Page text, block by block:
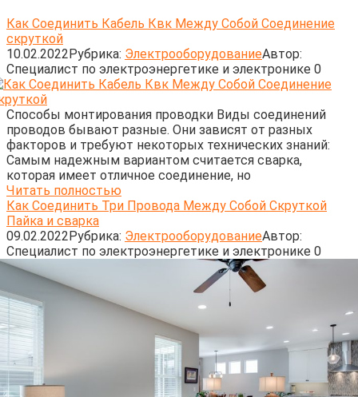
Как Соединить Кабель Квк Между Собой Соединение
скруткой
10.02.2022Рубрика: ЭлектрооборудованиеАвтор:
Cпециалист по электроэнергетике и электронике 0
Способы монтирования проводки Виды соединений
проводов бывают разные. Они зависят от разных
факторов и требуют некоторых технических знаний:
Самым надежным вариантом считается сварка,
которая имеет отличное соединение, но
Читать полностью
Как Соединить Три Провода Между Собой Скруткой
Пайка и сварка
09.02.2022Рубрика: ЭлектрооборудованиеАвтор:
Cпециалист по электроэнергетике и электронике 0